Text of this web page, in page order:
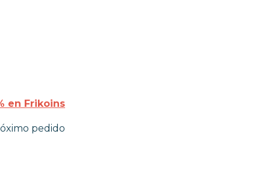
en Frikoins
pedido